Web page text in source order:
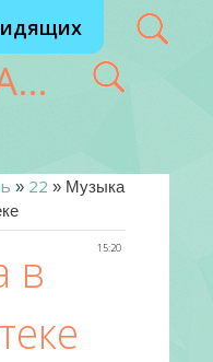
» 22 » Музыка
15:20
в